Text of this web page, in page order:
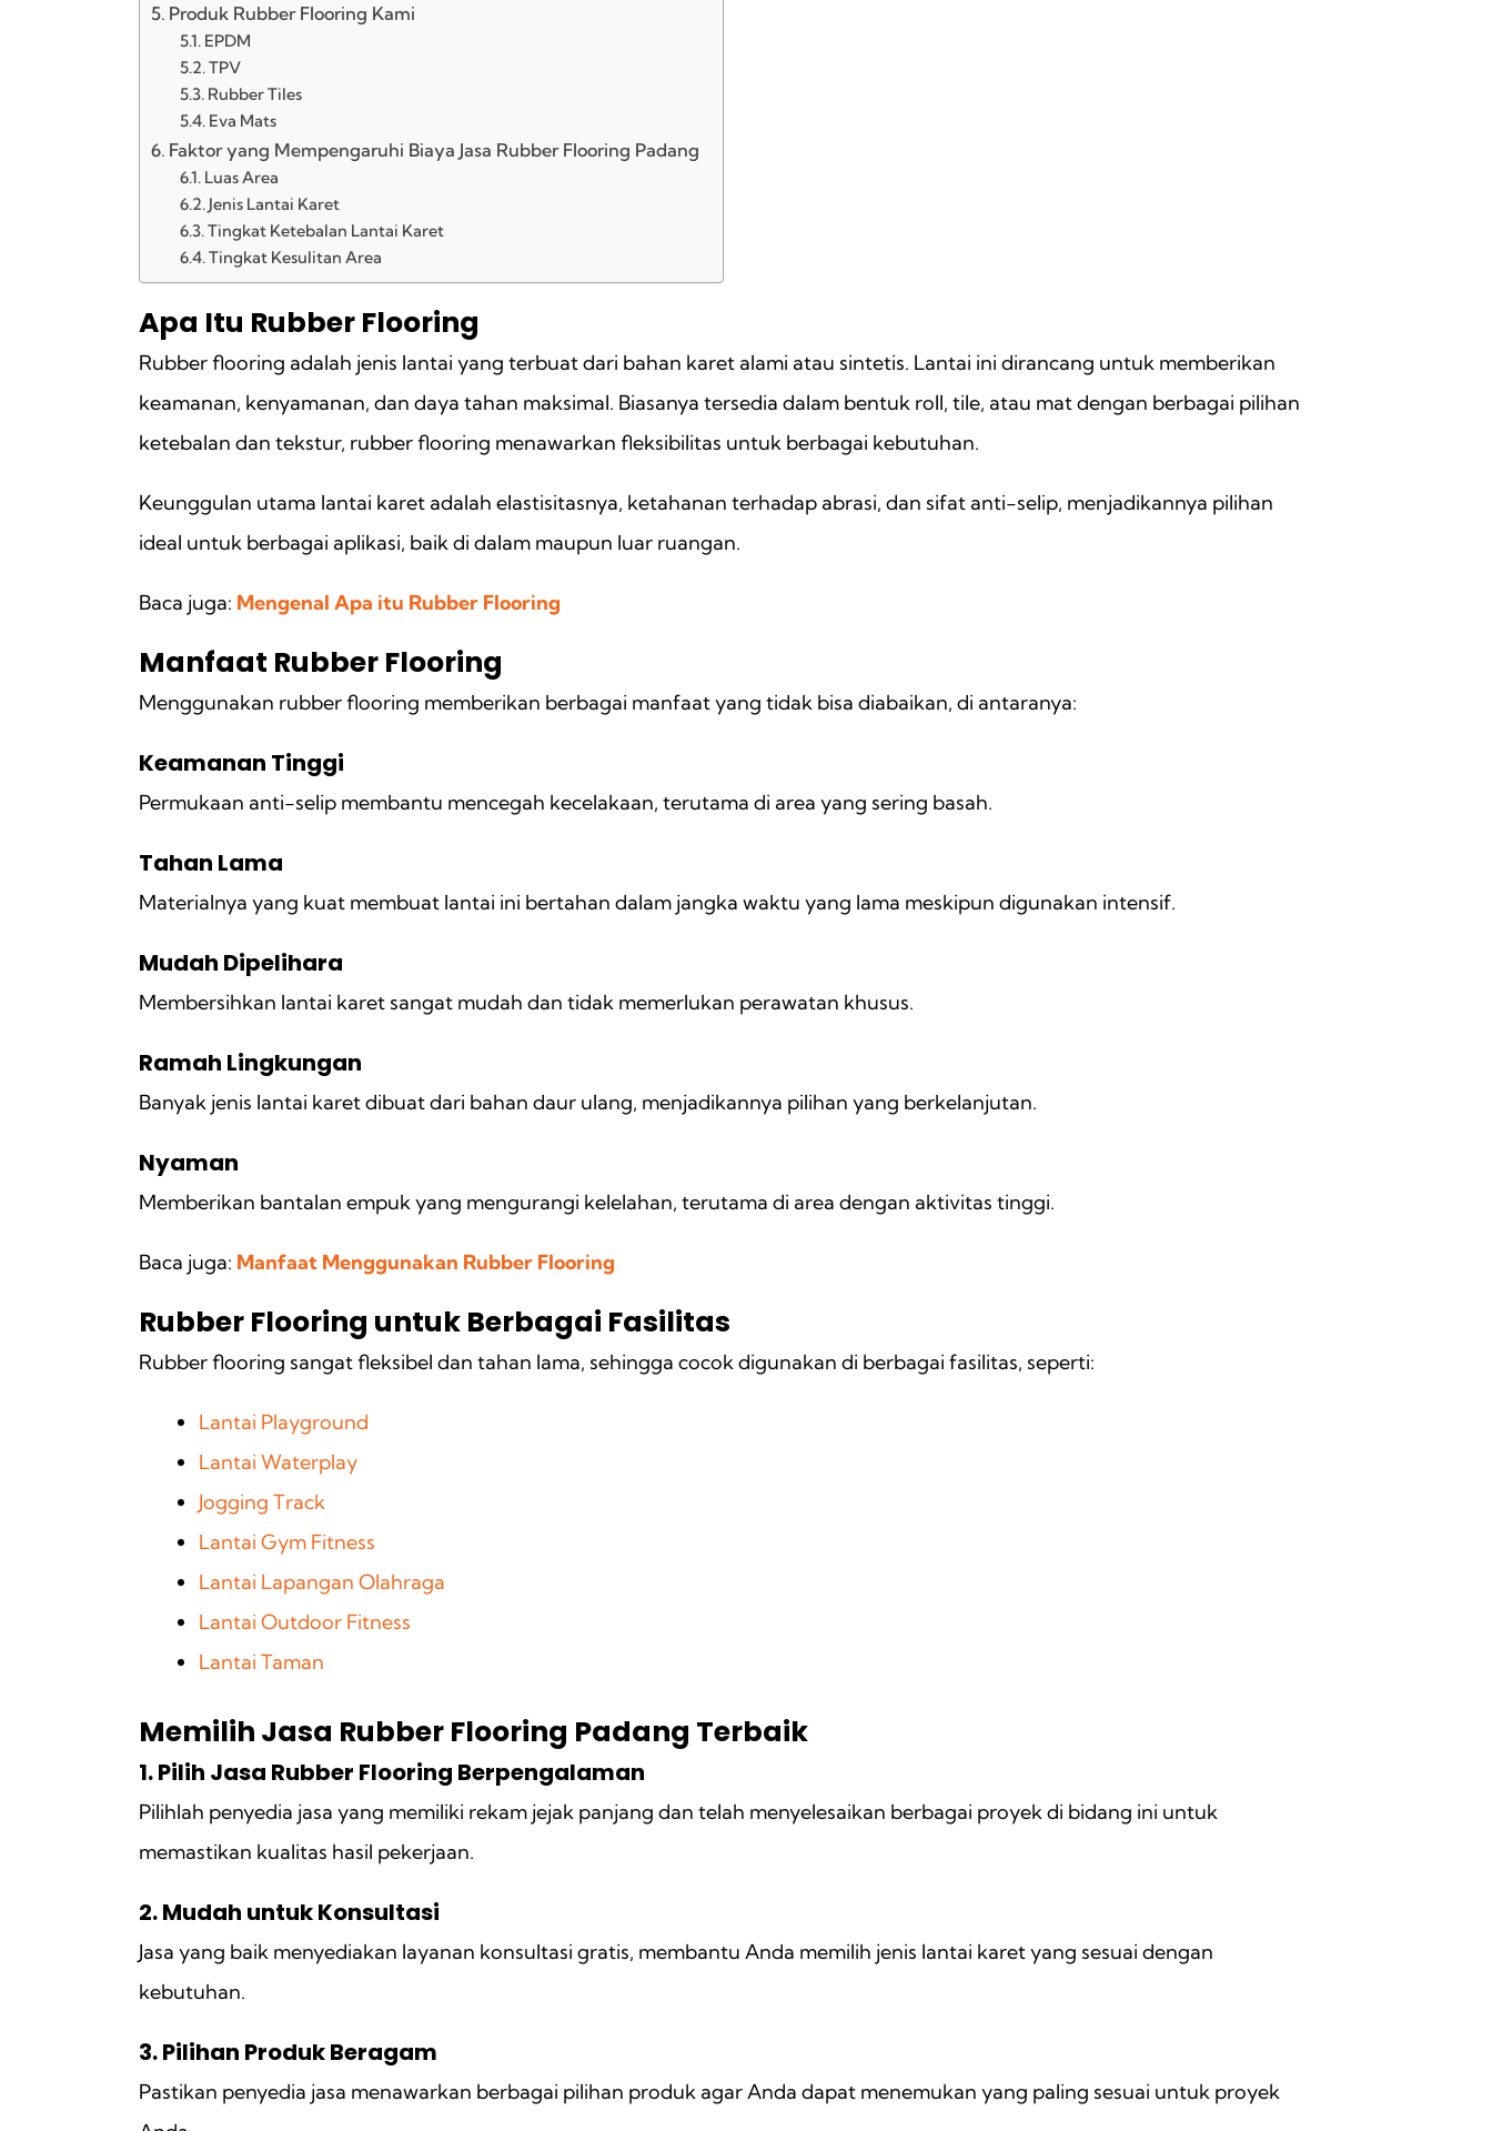
Produk Rubber Flooring Kami
EPDM
TPV
Rubber Tiles
Eva Mats
Faktor yang Mempengaruhi Biaya Jasa Rubber Flooring Padang
Luas Area
Jenis Lantai Karet
Tingkat Ketebalan Lantai Karet
Tingkat Kesulitan Area
Apa Itu Rubber Flooring
Rubber flooring adalah jenis lantai yang terbuat dari bahan karet alami atau sintetis. Lantai ini dirancang untuk memberikan
keamanan, kenyamanan, dan daya tahan maksimal. Biasanya tersedia dalam bentuk roll, tile, atau mat dengan berbagai pilihan
ketebalan dan tekstur, rubber flooring menawarkan fleksibilitas untuk berbagai kebutuhan.
Keunggulan utama lantai karet adalah elastisitasnya, ketahanan terhadap abrasi, dan sifat anti-selip, menjadikannya pilihan
ideal untuk berbagai aplikasi, baik di dalam maupun luar ruangan.
Baca juga: Mengenal Apa itu Rubber Flooring
Manfaat Rubber Flooring
Menggunakan rubber flooring memberikan berbagai manfaat yang tidak bisa diabaikan, di antaranya:
Keamanan Tinggi
Permukaan anti-selip membantu mencegah kecelakaan, terutama di area yang sering basah.
Tahan Lama
Materialnya yang kuat membuat lantai ini bertahan dalam jangka waktu yang lama meskipun digunakan intensif.
Mudah Dipelihara
Membersihkan lantai karet sangat mudah dan tidak memerlukan perawatan khusus.
Ramah Lingkungan
Banyak jenis lantai karet dibuat dari bahan daur ulang, menjadikannya pilihan yang berkelanjutan.
Nyaman
Memberikan bantalan empuk yang mengurangi kelelahan, terutama di area dengan aktivitas tinggi.
Baca juga: Manfaat Menggunakan Rubber Flooring
Rubber Flooring untuk Berbagai Fasilitas
Rubber flooring sangat fleksibel dan tahan lama, sehingga cocok digunakan di berbagai fasilitas, seperti:
Lantai Playground
Lantai Waterplay
Jogging Track
Lantai Gym Fitness
Lantai Lapangan Olahraga
Lantai Outdoor Fitness
Lantai Taman
Memilih Jasa Rubber Flooring Padang Terbaik
1. Pilih Jasa Rubber Flooring Berpengalaman
Pilihlah penyedia jasa yang memiliki rekam jejak panjang dan telah menyelesaikan berbagai proyek di bidang ini untuk
memastikan kualitas hasil pekerjaan.
2. Mudah untuk Konsultasi
Jasa yang baik menyediakan layanan konsultasi gratis, membantu Anda memilih jenis lantai karet yang sesuai dengan
kebutuhan.
3. Pilihan Produk Beragam
Pastikan penyedia jasa menawarkan berbagai pilihan produk agar Anda dapat menemukan yang paling sesuai untuk proyek